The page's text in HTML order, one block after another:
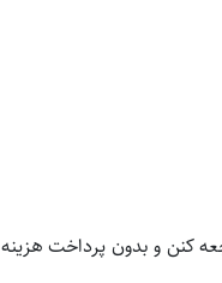
کنن و بدون پرداخت هزینه